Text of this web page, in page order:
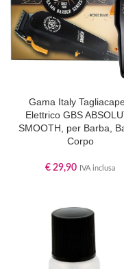
Gama Italy
Elettrico GBS
SMOOTH, per Barba,
Corpo
€ 29,90 IVA inclusa